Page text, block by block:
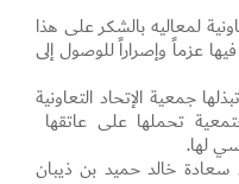
لمعاليه بالشكر على هذا
عزماً وإصراراً للوصول إلى
جمعية الإتحاد التعاونية
تحملها على عاتقها
لها.
خالد حميد بن ذيبان